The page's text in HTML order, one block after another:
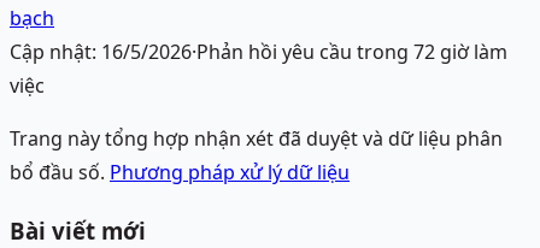
bạch
Cập nhật: 16/5/2026·Phản hồi yêu cầu trong 72 giờ làm
việc
Trang này tổng hợp nhận xét đã duyệt và dữ liệu phân
bổ đầu số. Phương pháp xử lý dữ liệu
Bài viết mới